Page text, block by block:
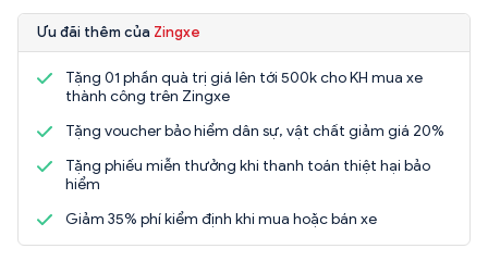
Ưu đãi thêm của Zingxe
Tặng 01 phần quà trị giá lên tới 500k cho KH mua xe
thành công trên Zingxe
Tặng voucher bảo hiểm dân sự, vật chất giảm giá 20%
Tặng phiếu miễn thưởng khi thanh toán thiệt hại bảo
hiểm
Giảm 35% phí kiểm định khi mua hoặc bán xe